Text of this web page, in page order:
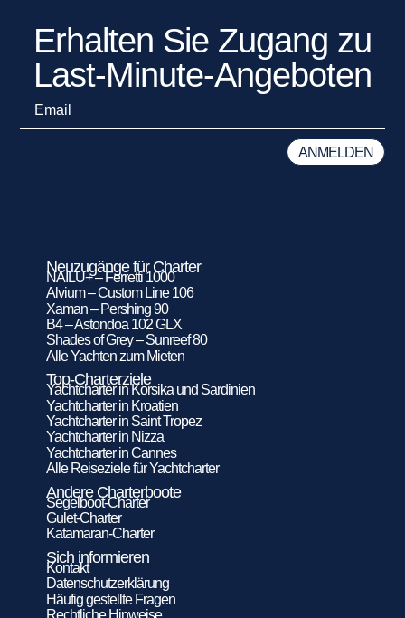
Erhalten Sie Zugang zu
Last-Minute-Angeboten
Neuzugänge für Charter
NAILU+ – Ferretti 1000
Alvium – Custom Line 106
Xaman – Pershing 90
B4 – Astondoa 102 GLX
Shades of Grey – Sunreef 80
Alle Yachten zum Mieten
Top-Charterziele
Yachtcharter in Korsika und Sardinien
Yachtcharter in Kroatien
Yachtcharter in Saint Tropez
Yachtcharter in Nizza
Yachtcharter in Cannes
Alle Reiseziele für Yachtcharter
Andere Charterboote
Segelboot-Charter
Gulet-Charter
Katamaran-Charter
Sich informieren
Kontakt
Datenschutzerklärung
Häufig gestellte Fragen
Rechtliche Hinweise